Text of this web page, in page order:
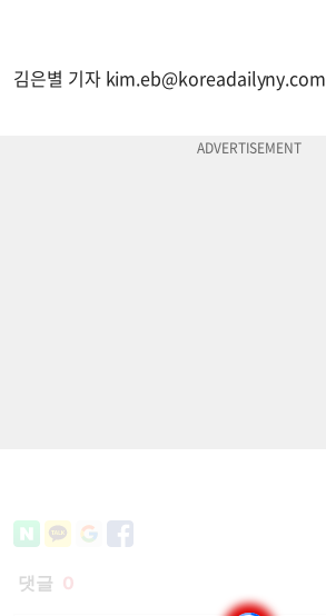
김은별 기자 kim.eb@koreadailyny.com